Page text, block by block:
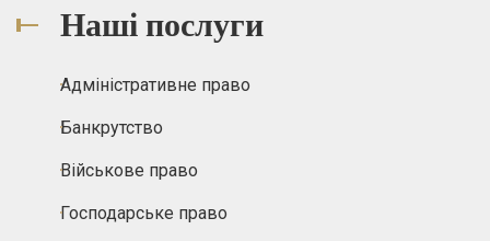
Наші послуги
Адміністративне право
Банкрутство
Військове право
Господарське право